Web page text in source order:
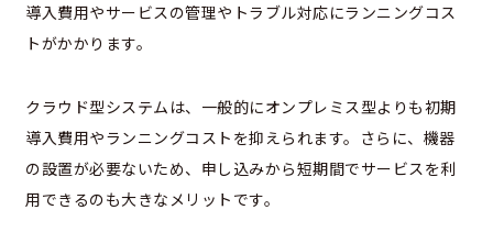
導入費用やサービスの管理やトラブル対応にランニングコス
トがかかります。
クラウド型システムは、一般的にオンプレミス型よりも初期
導入費用やランニングコストを抑えられます。さらに、機器
の設置が必要ないため、申し込みから短期間でサービスを利
用できるのも大きなメリットです。